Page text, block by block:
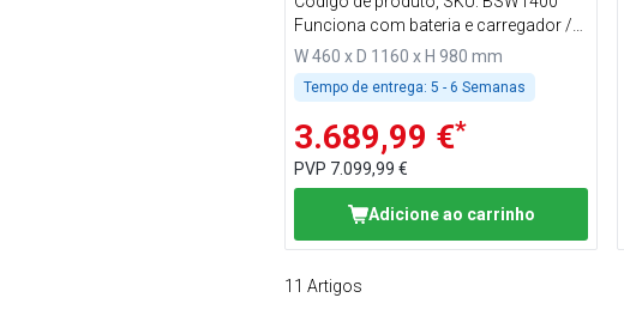
Funciona com bateria e carregador /
230 volts
W 460 x D 1160 x H 980 mm
Tempo de entrega: 5 - 6 Semanas
3.689,99 €*
PVP 7.099,99 €
Adicione ao carrinho
11 Artigos